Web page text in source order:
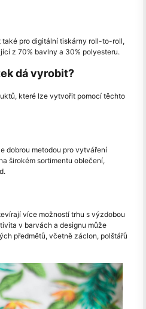
pro digitální tiskárny roll-to-roll,
z 70% bavlny a 30% polyesteru.
dá vyrobit?
které lze vytvořit pomocí těchto
dobrou metodou pro vytváření
širokém sortimentu oblečení,
více možností trhu s výzdobou
v barvách a designu může
předmětů, včetně záclon, polštářů